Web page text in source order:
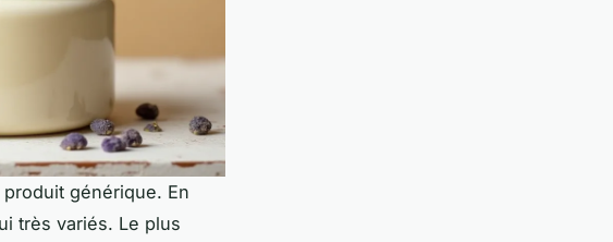
générique. En
très variés. Le plus